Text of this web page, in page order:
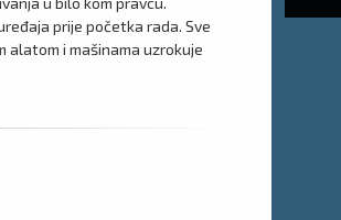
prije početka rada. Sve
i mašinama uzrokuje